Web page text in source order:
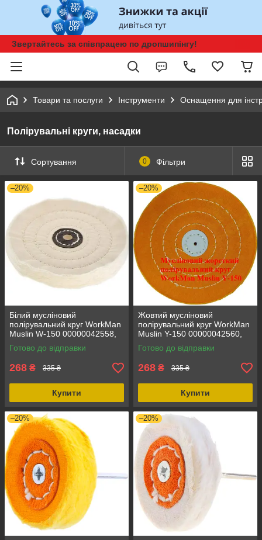
Звертайтесь за співпрацею по дропшипінгу!
Товари та послуги Інструменти Оснащення для
Полірувальні круги, насадки
Сортування 0 Фільтри
–20%
Білий мусліновий
полірувальний круг WorkMan
Muslin W-150 00000042558,
для точильного верстата, 1
шт., діаметр 150 мм
Готово до відправки
268 ₴ 335 ₴
Купити
–20%
Жовтий мусліновий
полірувальний круг WorkMan
Muslin Y-150 00000042560,
150 мм, для точильного
верстата, жорсткий, 50 шарів
Готово до відправки
268 ₴ 335 ₴
Купити
–20% –20%